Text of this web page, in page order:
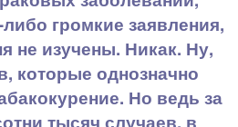
громкие заявления,
не изучены. Никак. Ну,
которые однозначно
Но ведь за
тысяч случаев, в